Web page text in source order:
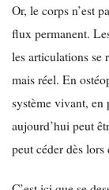
Or, le corps n’est
flux permanent.
les articulations se
mais réel. En
système vivant, en
aujourd’hui peut
peut céder dès